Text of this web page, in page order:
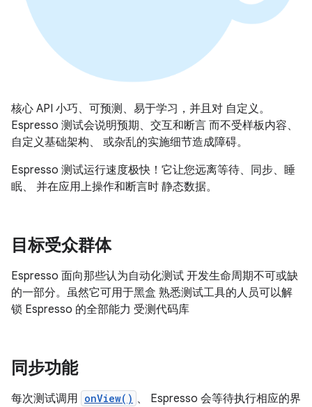
核心 API 小巧、可预测、易于学习，并且对 自定义。
Espresso 测试会说明预期、交互和断言 而不受样板内容、
自定义基础架构、 或杂乱的实施细节造成障碍。
Espresso 测试运行速度极快！它让您远离等待、同步、睡
眠、 并在应用上操作和断言时 静态数据。
目标受众群体
Espresso 面向那些认为自动化测试 开发生命周期不可或缺
的一部分。虽然它可用于黑盒 熟悉测试工具的人员可以解
锁 Espresso 的全部能力 受测代码库
同步功能
每次测试调用 onView() 、 Espresso 会等待执行相应的界